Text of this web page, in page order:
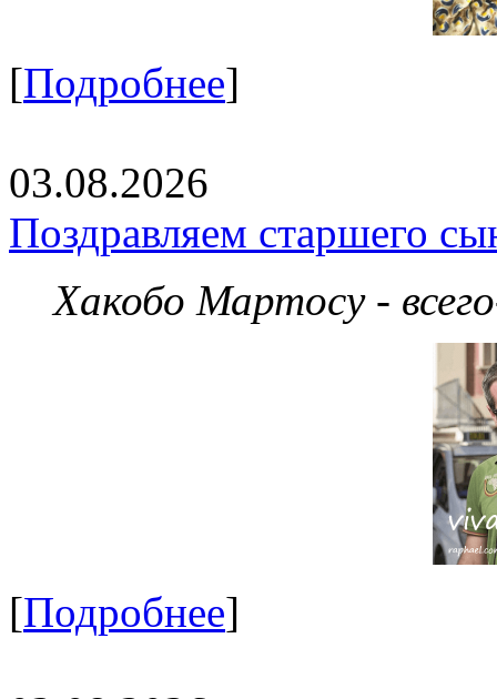
[Подробнее]
03.08.2026
Поздравляем старшего
Хакобо Мартосу -
[Подробнее]